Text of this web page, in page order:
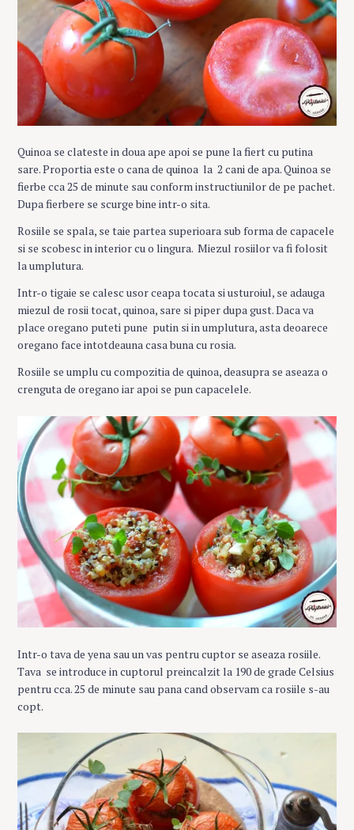
Quinoa se clateste in doua ape apoi se pune la fiert cu putina
sare. Proportia este o cana de quinoa la 2 cani de apa. Quinoa se
fierbe cca 25 de minute sau conform instructiunilor de pe pachet.
Dupa fierbere se scurge bine intr-o sita.
Rosiile se spala, se taie partea superioara sub forma de capacele
si se scobesc in interior cu o lingura. Miezul rosiilor va fi folosit
la umplutura.
Intr-o tigaie se calesc usor ceapa tocata si usturoiul, se adauga
miezul de rosii tocat, quinoa, sare si piper dupa gust. Daca va
place oregano puteti pune putin si in umplutura, asta deoarece
oregano face intotdeauna casa buna cu rosia.
Rosiile se umplu cu compozitia de quinoa, deasupra se aseaza o
crenguta de oregano iar apoi se pun capacelele.
Intr-o tava de yena sau un vas pentru cuptor se aseaza rosiile.
Tava se introduce in cuptorul preincalzit la 190 de grade Celsius
pentru cca. 25 de minute sau pana cand observam ca rosiile s-au
copt.